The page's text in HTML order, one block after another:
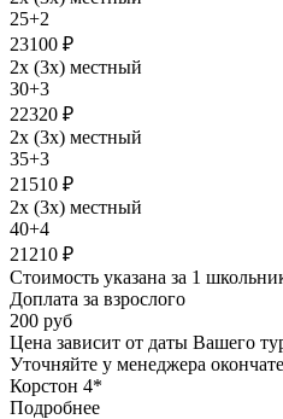
25+2
23100 ₽
2х (3х) местный
30+3
22320 ₽
2х (3х) местный
35+3
21510 ₽
2х (3х) местный
40+4
21210 ₽
Стоимость указана за 1
Доплата за взрослого
200 руб
Цена зависит от даты Вашего
Уточняйте у менеджера
Корстон 4*
Подробнее